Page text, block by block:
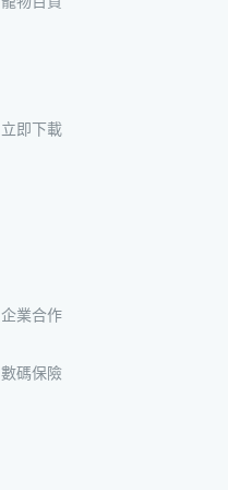
立即下載
企業合作
數碼保險